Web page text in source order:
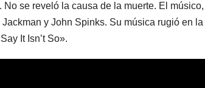
se reveló la causa de la muerte. El músico,
y John Spinks. Su música rugió en la
It Isn’t So».